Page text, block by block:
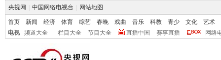
央视网 中国网络电视台 网站地图
首页 新闻 经济 体育 综艺 春晚 戏曲 音乐 科教 青少 文化
艺术
电视
频道大全 栏目大全 节目大全 直播中国 赛事直播 网络